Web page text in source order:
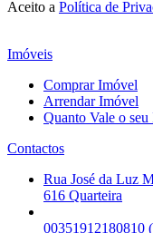
Aceito a Política de
Imóveis
Comprar Imóvel
Arrendar Imóvel
Quanto Vale o seu
Contactos
Rua José da Luz
616 Quarteira
00351912180810